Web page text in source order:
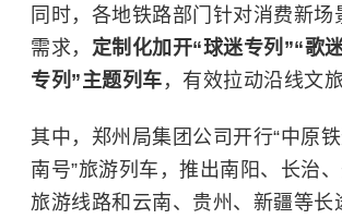
同时，各地铁路部门针对消费新场
需求， 定制化加开“球迷专列”“歌
专列”主题列车 ，有效拉动沿线文旅
其中，郑州局集团公司开行“中原
南号”旅游列车，推出南阳、长治
旅游线路和云南、贵州、新疆等长